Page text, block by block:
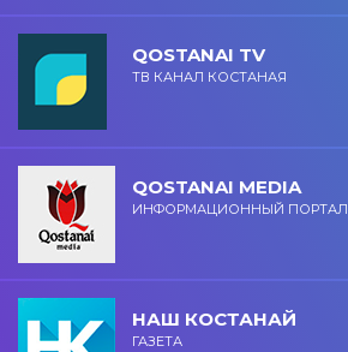
QOSTANAI TV
ТВ КАНАЛ КОСТАНАЯ
QOSTANAI MEDIA
ИНФОРМАЦИОННЫЙ ПОРТАЛ
НАШ КОСТАНАЙ
ГАЗЕТА